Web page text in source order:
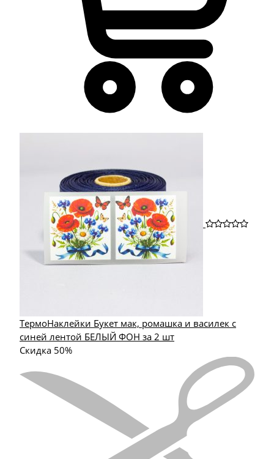
ТермоНаклейки Букет мак, ромашка и василек с
синей лентой БЕЛЫЙ ФОН за 2 шт
Скидка 50%